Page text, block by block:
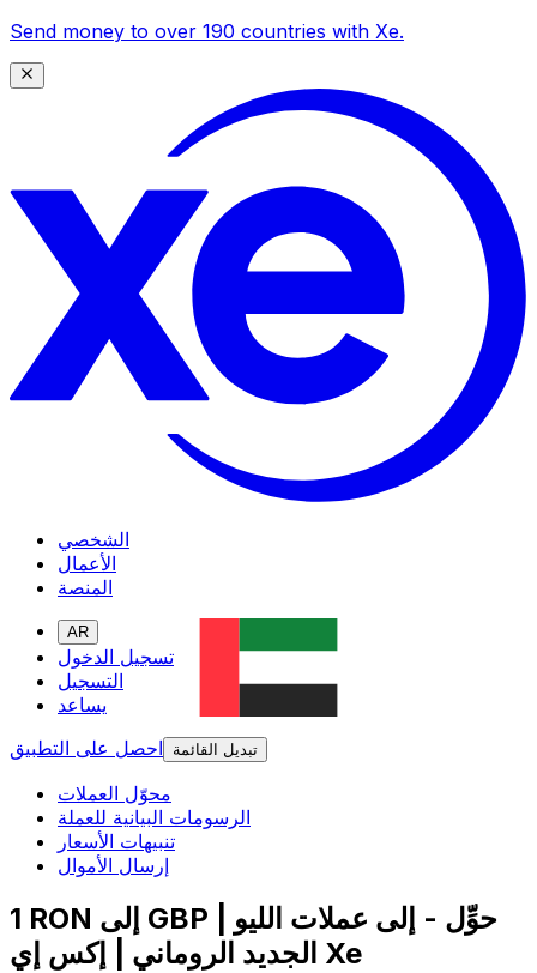
Send money to over 190 countries with Xe.
الشخصي
الأعمال
المنصة
AR
تسجيل الدخول
التسجيل
يساعد
احصل على التطبيق
تبديل القائمة
محوّل العملات
الرسومات البيانية للعملة
تنبيهات الأسعار
إرسال الأموال
1 RON إلى GBP | حوِّل - إلى عملات الليو
الجديد الروماني | إكس إي Xe